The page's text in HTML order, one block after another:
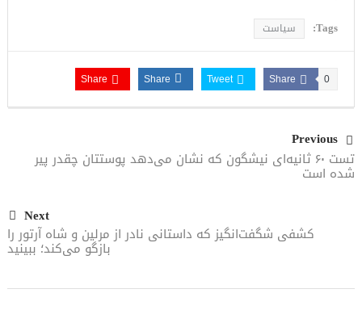
Tags: سیاست
Share 0
Tweet
Share
Share
Previous
تست ۶۰ ثانیه‌ای نیشگون که نشان می‌دهد پوستتان چقدر پیر
شده است
Next
کشفی شگفت‌انگیز که داستانی نادر از مرلین و شاه آرتور را
بازگو می‌کند؛ ببینید